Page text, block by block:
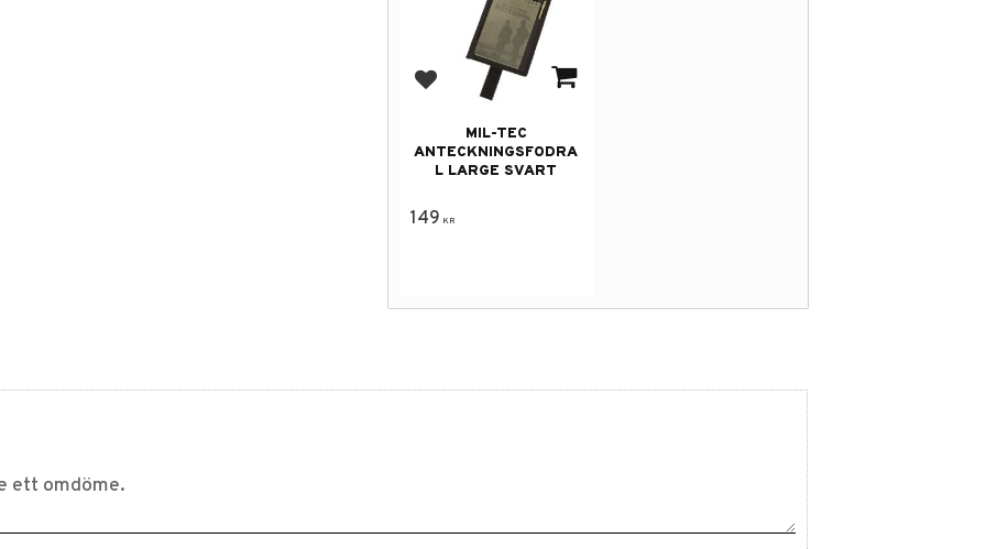
Lägg till i favoriter
MIL-TEC
ANTECKNINGSFODRA
L LARGE SVART
149 KR